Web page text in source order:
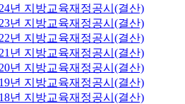
년 지방교육재정공시(결산)
년 지방교육재정공시(결산)
년 지방교육재정공시(결산)
년 지방교육재정공시(결산)
년 지방교육재정공시(결산)
년 지방교육재정공시(결산)
년 지방교육재정공시(결산)